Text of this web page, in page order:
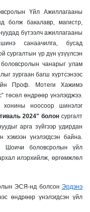
Үйл Ажиллагааны
болж бакалавр, магистр,
бүтээлч ажиллагааны
санаачилга, бусад
сургалтын үр дүн үзүүлсэн
чанарыг улам
зургаан багш хүртсэнээс
Проф. Мотеги Хажимэ
төсөл өндрөөр үнэлэгджээ.
ноосоор шинэлэг
2024" болон сургалт
арга зүйгээр удирдан
хэмээн үнэлэгдсэн байна.
Шоичи боловсролын үйл
илэрхийлж, өргөмжлөл
ЭСЯ-нд болсон Эрдэнэ
өндрөөр үнэлэгдсэн үйл